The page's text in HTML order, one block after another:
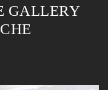
GALLERY